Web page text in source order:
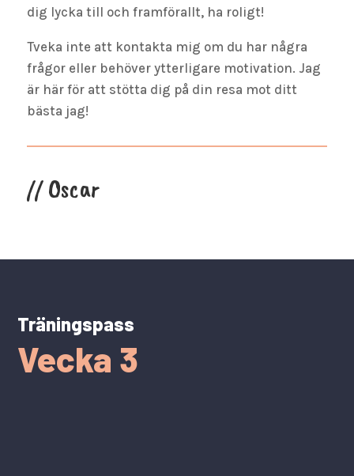
dig lycka till och framförallt, ha roligt!
Tveka inte att kontakta mig om du har några
frågor eller behöver ytterligare motivation. Jag
är här för att stötta dig på din resa mot ditt
bästa jag!
// Oscar
Träningspass
Vecka 3